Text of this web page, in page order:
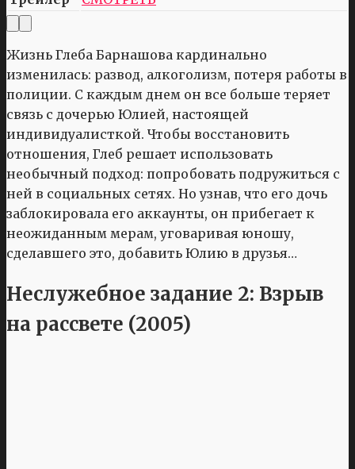
Жизнь Глеба Барнашова кардинально
изменилась: развод, алкоголизм, потеря работы в
полиции. С каждым днем он все больше теряет
связь с дочерью Юлией, настоящей
индивидуалисткой. Чтобы восстановить
отношения, Глеб решает использовать
необычный подход: попробовать подружиться с
ней в социальных сетях. Но узнав, что его дочь
заблокировала его аккаунты, он прибегает к
неожиданным мерам, уговаривая юношу,
сделавшего это, добавить Юлию в друзья…
Неслужебное задание 2: Взрыв
на рассвете (2005)